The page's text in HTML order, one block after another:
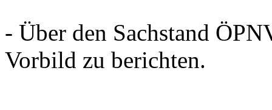
- Über den Sachstand
Vorbild zu berichten.